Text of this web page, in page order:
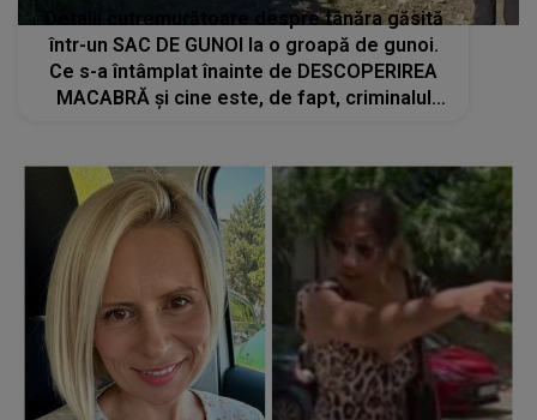
Detalii cutremurătoare despre tânăra găsită
într-un SAC DE GUNOI la o groapă de gunoi.
Ce s-a întâmplat înainte de DESCOPERIREA
MACABRĂ și cine este, de fapt, criminalul